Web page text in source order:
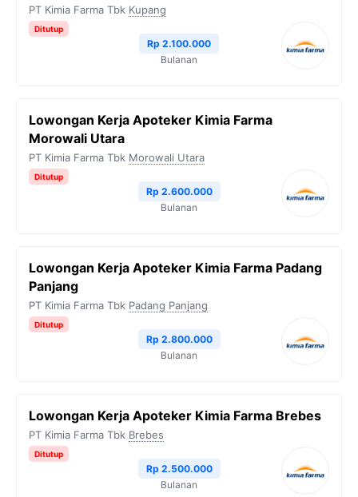
t
e
s
n
PT Kimia Farma Tbk Kupang
Ditutup
Rp 2.100.000
Bulanan
Lowongan Kerja Apoteker Kimia Farma
Morowali Utara
PT Kimia Farma Tbk Morowali Utara
Ditutup
Rp 2.600.000
Bulanan
Lowongan Kerja Apoteker Kimia Farma Padang
Panjang
PT Kimia Farma Tbk Padang Panjang
Ditutup
Rp 2.800.000
Bulanan
Lowongan Kerja Apoteker Kimia Farma Brebes
PT Kimia Farma Tbk Brebes
Ditutup
Rp 2.500.000
Bulanan